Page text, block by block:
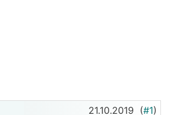
21.10.2019 (#1)